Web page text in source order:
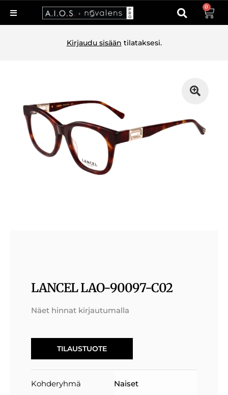
0
Kirjaudu sisään tilataksesi.
LANCEL LAO-90097-C02
Näet hinnat kirjautumalla
TILAUSTUOTE
Kohderyhmä Naiset